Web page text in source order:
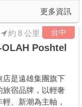
更多資訊
台中
約 8 公里
Poshtel
店是遠雄集團旗下
旅宿品牌，以輕奢
輕、新潮為主軸，